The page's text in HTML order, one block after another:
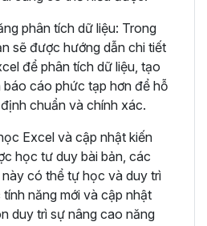
phân tích dữ liệu: Trong
sẽ được hướng dẫn chi tiết
để phân tích dữ liệu, tạo
cáo phức tạp hơn để hỗ
chuẩn và chính xác.
Excel và cập nhật kiến
học tư duy bài bản, các
có thể tự học và duy trì
năng mới và cập nhật
duy trì sự nâng cao năng